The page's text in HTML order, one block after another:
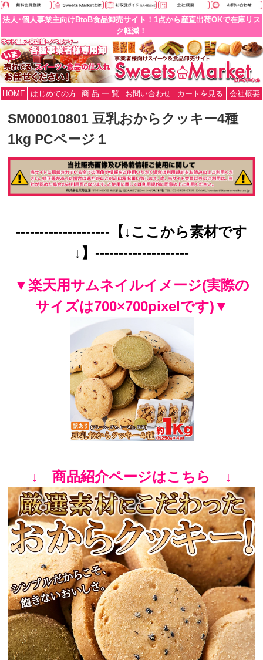
法人･個人事業主向けBtoB食品卸売サイト！1点から産直出荷OKで在庫リス
ク軽減！
HOME はじめての方 商 品 一 覧 お問い合わせ カートを見る 会社概要
SM00010801 豆乳おからクッキー4種
1kg PCページ１
--------------------【↓ここから素材です
↓】--------------------
▼楽天用サムネイルイメージ(実際の
サイズは700×700pixelです)▼
↓ 商品紹介ページはこちら ↓